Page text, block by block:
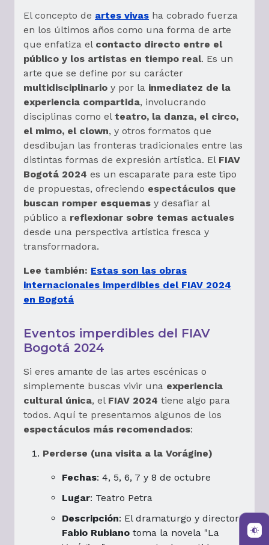
El concepto de artes vivas ha cobrado fuerza
en los últimos años como una forma de arte
que enfatiza el contacto directo entre el
público y los artistas en tiempo real. Es un
arte que se define por su carácter
multidisciplinario y por la inmediatez de la
experiencia compartida, involucrando
disciplinas como el teatro, la danza, el circo,
el mimo, el clown, y otros formatos que
desdibujan las fronteras tradicionales entre las
distintas formas de expresión artística. El FIAV
Bogotá 2024 es un escaparate para este tipo
de propuestas, ofreciendo espectáculos que
buscan romper esquemas y desafiar al
público a reflexionar sobre temas actuales
desde una perspectiva artística fresca y
transformadora.
Lee también: Estas son las obras
internacionales imperdibles del FIAV 2024
en Bogotá
Eventos imperdibles del FIAV
Bogotá 2024
Si eres amante de las artes escénicas o
simplemente buscas vivir una experiencia
cultural única, el FIAV 2024 tiene algo para
todos. Aquí te presentamos algunos de los
espectáculos más recomendados:
Perderse (una visita a la Vorágine)
Fechas: 4, 5, 6, 7 y 8 de octubre
Lugar: Teatro Petra
Descripción: El dramaturgo y director
Fabio Rubiano toma la novela "La